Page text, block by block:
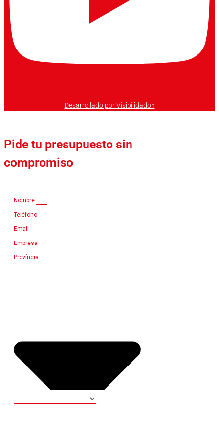
Desarrollado por Visibilidadon
Pide tu presupuesto sin
compromiso
Nombre
Teléfono
Email
Empresa
Província